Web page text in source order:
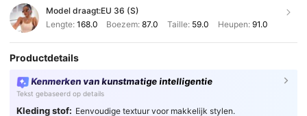
Model draagt:EU 36 (S)
Lengte: 168.0 Boezem:87.0 Taille: 59.0 Heupen: 91.0
Productdetails
Kenmerken van kunstmatige intelligentie
Tekst gebaseerd op details
Kleding stof: Eenvoudige textuur voor makkelijk stylen.